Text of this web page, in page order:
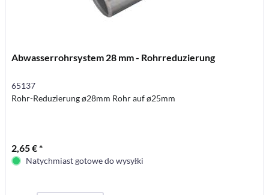
Abwasserrohrsystem 28 mm - Rohrreduzierung
65137
Rohr-Reduzierung ø28mm Rohr auf ø25mm
2,65 € *
Natychmiast gotowe do wysyłki